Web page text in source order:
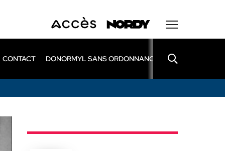
CONTACT DONORMYL SANS ORDONNANCE LEXOMIL SANS